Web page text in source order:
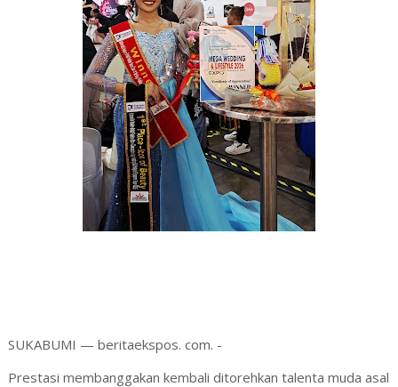
SUKABUMI — beritaekspos. com. -
Prestasi membanggakan kembali ditorehkan talenta muda asal